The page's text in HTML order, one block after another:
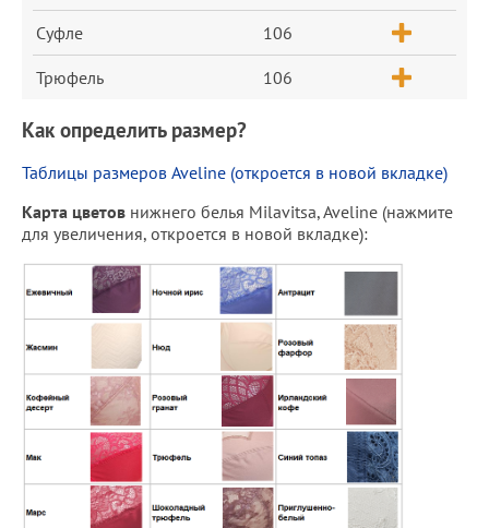
Суфле 106
Трюфель 106
Как определить размер?
Таблицы размеров Aveline (откроется в новой вкладке)
Карта цветов нижнего белья Milavitsa, Aveline (нажмите
для увеличения, откроется в новой вкладке):